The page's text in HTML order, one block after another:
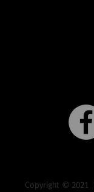
Copyright © 2021